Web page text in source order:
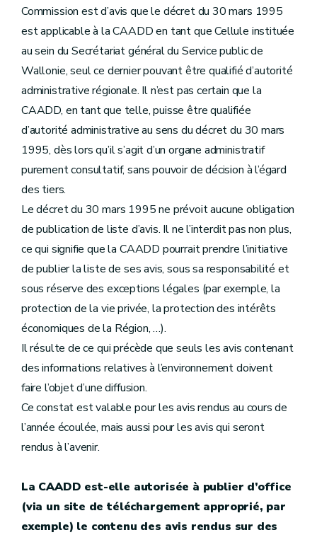
Commission est d’avis que le décret du 30 mars 1995
est applicable à la CAADD en tant que Cellule instituée
au sein du Secrétariat général du Service public de
Wallonie, seul ce dernier pouvant être qualifié d’autorité
administrative régionale. Il n’est pas certain que la
CAADD, en tant que telle, puisse être qualifiée
d’autorité administrative au sens du décret du 30 mars
1995, dès lors qu’il s’agit d’un organe administratif
purement consultatif, sans pouvoir de décision à l’égard
des tiers.
Le décret du 30 mars 1995 ne prévoit aucune obligation
de publication de liste d’avis. Il ne l’interdit pas non plus,
ce qui signifie que la CAADD pourrait prendre l’initiative
de publier la liste de ses avis, sous sa responsabilité et
sous réserve des exceptions légales (par exemple, la
protection de la vie privée, la protection des intérêts
économiques de la Région, …).
Il résulte de ce qui précède que seuls les avis contenant
des informations relatives à l’environnement doivent
faire l’objet d’une diffusion.
Ce constat est valable pour les avis rendus au cours de
l’année écoulée, mais aussi pour les avis qui seront
rendus à l’avenir.
La CAADD est-elle autorisée à publier d’office
(via un site de téléchargement approprié, par
exemple) le contenu des avis rendus sur des